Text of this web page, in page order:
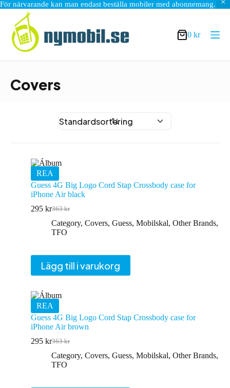
För närvarande kan man endast beställa mobiler med abonnemang.
innehåll
Varukorg
0 kr
Covers
REA
Guess 4G Big Logo Cord Stap Crossbody case for
iPhone Air black
363kr
Det
ursprungliga
priset
295 krDet
nuvarande
priset
Category, Covers, Guess, Mobilskal, Other Brands,
TFO
Lägg till i varukorg
REA
Guess 4G Big Logo Cord Stap Crossbody case for
iPhone Air brown
363kr
Det
ursprungliga
priset
295 krDet
nuvarande
priset
Category, Covers, Guess, Mobilskal, Other Brands,
TFO